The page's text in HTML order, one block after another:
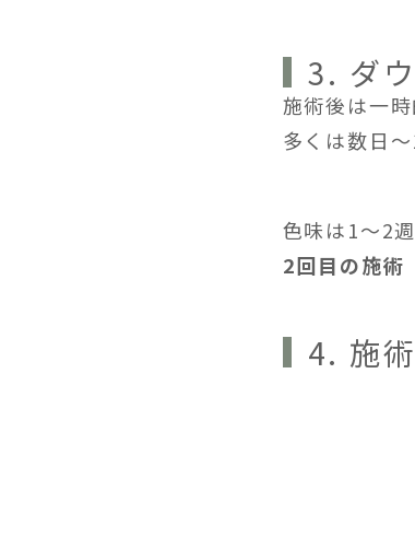
3. ダ
施術後は一
多くは数日
色味は1〜2
2回目の施術
4. 施